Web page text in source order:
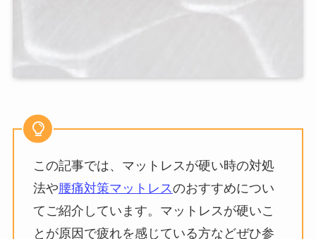
この記事では、マットレスが硬い時の対処
法や腰痛対策マットレスのおすすめについ
てご紹介しています。マットレスが硬いこ
とが原因で疲れを感じている方などぜひ参